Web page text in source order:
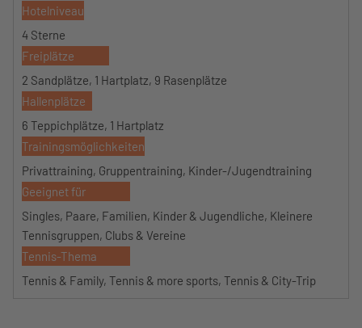
Hotelniveau
4 Sterne
Freiplätze
2 Sandplätze, 1 Hartplatz, 9 Rasenplätze
Hallenplätze
6 Teppichplätze, 1 Hartplatz
Trainingsmöglichkeiten
Privattraining, Gruppentraining, Kinder-/Jugendtraining
Geeignet für
Singles, Paare, Familien, Kinder & Jugendliche, Kleinere
Tennisgruppen, Clubs & Vereine
Tennis-Thema
Tennis & Family, Tennis & more sports, Tennis & City-Trip